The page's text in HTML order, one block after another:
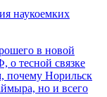
наукоемких
в новой
о тесной связке
почему Норильск
но и всего